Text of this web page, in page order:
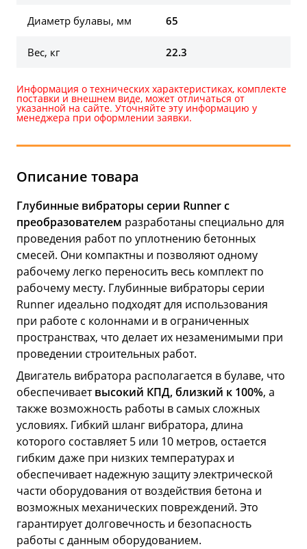
Диаметр булавы, мм 65
Вес, кг 22.3
Информация о технических характеристиках, комплекте
поставки и внешнем виде, может отличаться от
указанной на сайте. Уточняйте эту информацию у
менеджера при оформлении заявки.
Описание товара
Глубинные вибраторы серии Runner с
преобразователем разработаны специально для
проведения работ по уплотнению бетонных
смесей. Они компактны и позволяют одному
рабочему легко переносить весь комплект по
рабочему месту. Глубинные вибраторы серии
Runner идеально подходят для использования
при работе с колоннами и в ограниченных
пространствах, что делает их незаменимыми при
проведении строительных работ.
Двигатель вибратора располагается в булаве, что
обеспечиваетвысокий КПД, близкий к 100%, а
также возможность работы в самых сложных
условиях. Гибкий шланг вибратора, длина
которого составляет 5 или 10 метров, остается
гибким даже при низких температурах и
обеспечивает надежную защиту электрической
части оборудования от воздействия бетона и
возможных механических повреждений. Это
гарантирует долговечность и безопасность
работы с данным оборудованием.